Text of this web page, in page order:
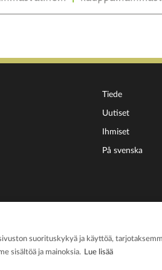
Tiede
Uutiset
Ihmiset
På svenska
Tietosuojaseloste
suorituskykyä ja käyttöä,
sisältöä ja mainoksia. Lue lisää